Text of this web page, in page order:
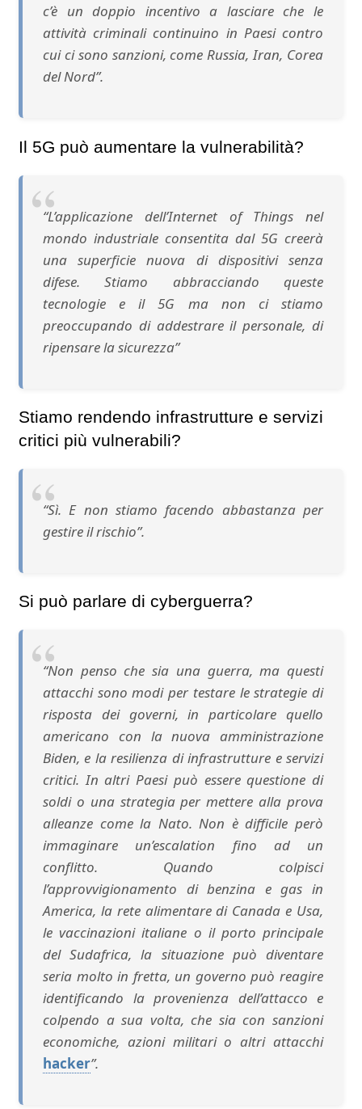
c’è un doppio incentivo a lasciare che le
attività criminali continuino in Paesi contro
cui ci sono sanzioni, come Russia, Iran, Corea
del Nord”.
Il 5G può aumentare la vulnerabilità?
“L’applicazione dell’Internet of Things nel
mondo industriale consentita dal 5G creerà
una superficie nuova di dispositivi senza
difese. Stiamo abbracciando queste
tecnologie e il 5G ma non ci stiamo
preoccupando di addestrare il personale, di
ripensare la sicurezza”
Stiamo rendendo infrastrutture e servizi
critici più vulnerabili?
“Sì. E non stiamo facendo abbastanza per
gestire il rischio”.
Si può parlare di cyberguerra?
“Non penso che sia una guerra, ma questi
attacchi sono modi per testare le strategie di
risposta dei governi, in particolare quello
americano con la nuova amministrazione
Biden, e la resilienza di infrastrutture e servizi
critici. In altri Paesi può essere questione di
soldi o una strategia per mettere alla prova
alleanze come la Nato. Non è difficile però
immaginare un’escalation fino ad un
conflitto. Quando colpisci
l’approvvigionamento di benzina e gas in
America, la rete alimentare di Canada e Usa,
le vaccinazioni italiane o il porto principale
del Sudafrica, la situazione può diventare
seria molto in fretta, un governo può reagire
identificando la provenienza dell’attacco e
colpendo a sua volta, che sia con sanzioni
economiche, azioni militari o altri attacchi
hacker”.